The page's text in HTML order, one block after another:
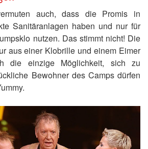
auch, dass die Promis in
Sanitäranlagen haben und nur für
nutzen. Das stimmt nicht! Die
aus einer Klobrille und einem Eimer
die einzige Möglichkeit, sich zu
Bewohner des Camps dürfen